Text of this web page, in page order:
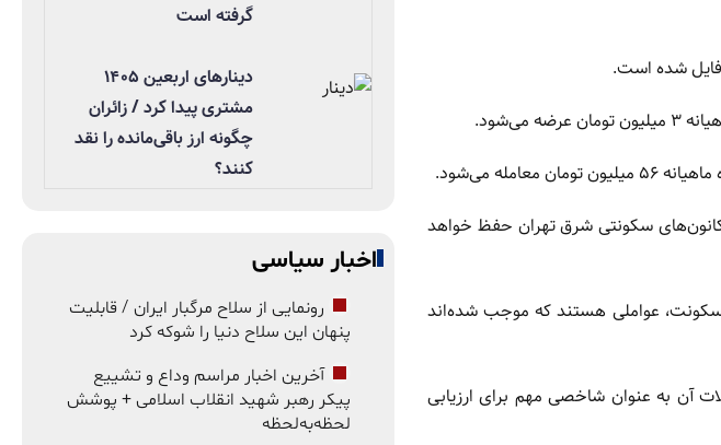
کانون‌های سکونتی شرق تهران حفظ خواهد
عواملی هستند که موجب شده‌اند
آن به عنوان شاخصی مهم برای ارزیابی
گرفته است
دینارهای اربعین ۱۴۰۵
مشتری پیدا کرد / زائران
چگونه ارز باقی‌مانده را نقد
کنند؟
اخبار سیاسی
رونمایی از سلاح مرگبار ایران / قابلیت
پنهان این سلاح دنیا را شوکه کرد
آخرین اخبار مراسم وداع و تشییع
پیکر رهبر شهید انقلاب اسلامی + پوشش
لحظه‌به‌لحظه